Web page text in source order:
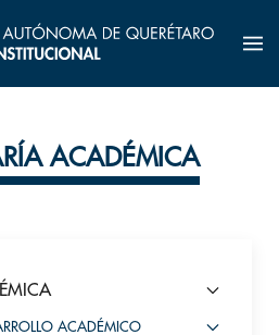
ACADÉMICA
ACADÉMICO